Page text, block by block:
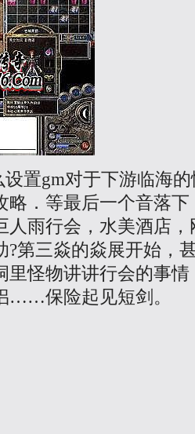
置gm对于下游临海
略．等最后一个音落
人雨行会，水美酒店
?第三焱的焱展开始，
里怪物讲讲行会的事
……保险起见短剑。